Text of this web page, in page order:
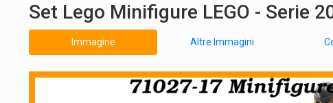
Set Lego Minifigure LEGO - Serie
Immagine Altre Immagini